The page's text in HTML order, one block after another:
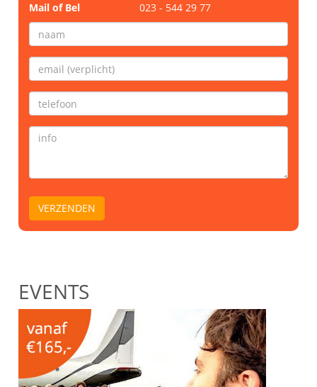
Mail of Bel 023 - 544 29 77
EVENTS